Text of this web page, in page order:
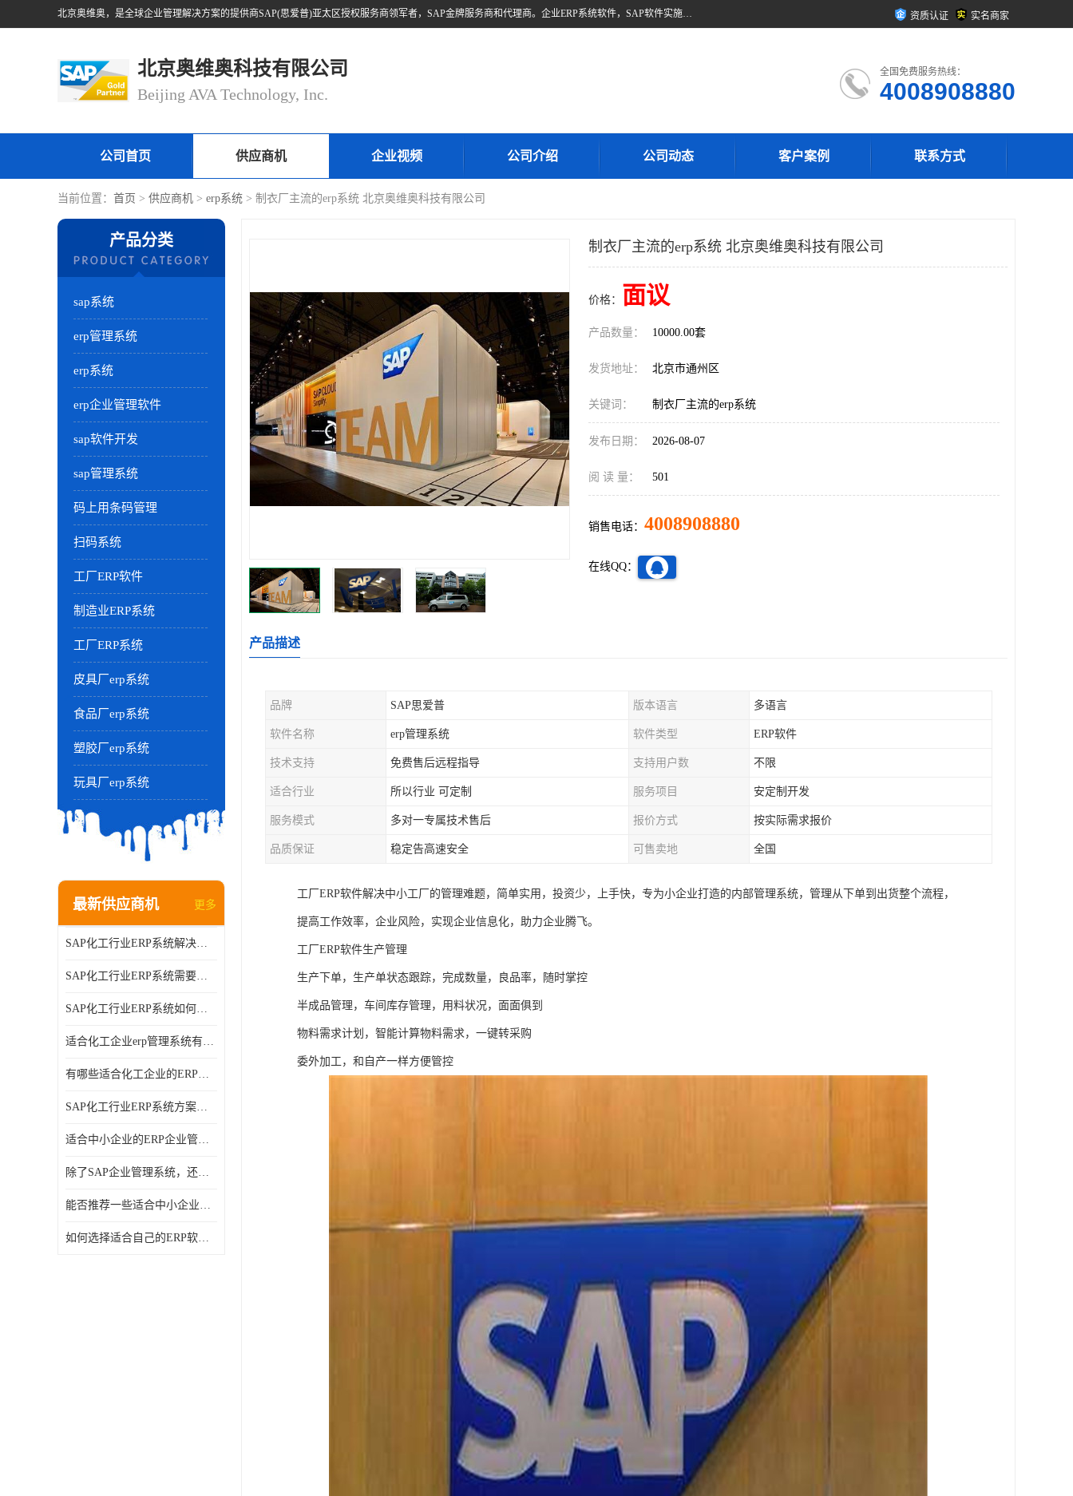
北京奥维奥，是全球企业管理解决方案的提供商SAP(思爱普)亚太区授权服务商领军者，SAP金牌服务商和代理商。企业ERP系统软件，SAP软件实施，17年来服务客户1500多家。提供SAP Business One，SAP Business ByDesign，SAP S/4HANA Cloud，SAP Analytics Cloud （分析云）等产品与解决方案。咨询专线：400-890-8880 资质认证 实名商家
北京奥维奥科技有限公司
Beijing AVA Technology, Inc.
全国免费服务热线：
4008908880
公司首页 供应商机 企业视频 公司介绍 公司动态 客户案例 联系方式
当前位置： 首页 > 供应商机 > erp系统 > 制衣厂主流的erp系统 北京奥维奥科技有限公司
产品分类
sap系统
erp管理系统
erp系统
erp企业管理软件
sap软件开发
sap管理系统
码上用条码管理
扫码系统
工厂ERP软件
制造业ERP系统
工厂ERP系统
皮具厂erp系统
食品厂erp系统
塑胶厂erp系统
玩具厂erp系统
最新供应商机 更多
SAP化工行业ERP系统解决方案的细节和功能介绍？北京奥维奥
SAP化工行业ERP系统需要多少钱？北京奥维奥
SAP化工行业ERP系统如何帮助企业提率和降？北京奥维奥
适合化工企业erp管理系统有哪些？分别有哪些优势?
有哪些适合化工企业的ERP管理系统？分别需要多少钱？
SAP化工行业ERP系统方案介绍？SAP实施商，北京奥维奥
适合中小企业的ERP企业管理系统的价格大概是多少？北京奥维奥
除了SAP企业管理系统，还有哪些类似的企业管理软件可以推荐？
能否推荐一些适合中小企业的ERP企业管理软件？北京奥维奥
如何选择适合自己的ERP软件？北京奥维奥
制衣厂主流的erp系统 北京奥维奥科技有限公司
价格： 面议
产品数量： 10000.00套
发货地址： 北京市通州区
关键词： 制衣厂主流的erp系统
发布日期： 2026-08-07
阅 读 量： 501
销售电话： 4008908880
在线QQ：
产品描述
品牌 SAP思爱普 版本语言 多语言
软件名称 erp管理系统 软件类型 ERP软件
技术支持 免费售后远程指导 支持用户数 不限
适合行业 所以行业 可定制 服务项目 安定制开发
服务模式 多对一专属技术售后 报价方式 按实际需求报价
品质保证 稳定告高速安全 可售卖地 全国
工厂ERP软件解决中小工厂的管理难题，简单实用，投资少，上手快，专为小企业打造的内部管理系统，管理从下单到出货整个流程，
提高工作效率，企业风险，实现企业信息化，助力企业腾飞。
工厂ERP软件生产管理
生产下单，生产单状态跟踪，完成数量，良品率，随时掌控
半成品管理，车间库存管理，用料状况，面面俱到
物料需求计划，智能计算物料需求，一键转采购
委外加工，和自产一样方便管控